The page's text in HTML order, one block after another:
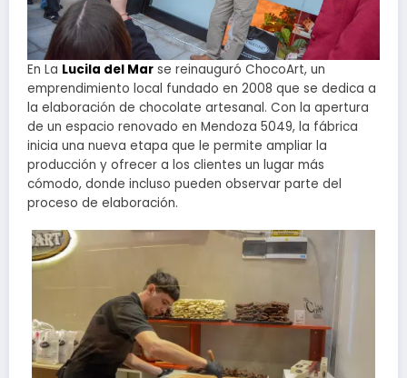
En La Lucila del Mar se reinauguró ChocoArt, un
emprendimiento local fundado en 2008 que se dedica a
la elaboración de chocolate artesanal. Con la apertura
de un espacio renovado en Mendoza 5049, la fábrica
inicia una nueva etapa que le permite ampliar la
producción y ofrecer a los clientes un lugar más
cómodo, donde incluso pueden observar parte del
proceso de elaboración.